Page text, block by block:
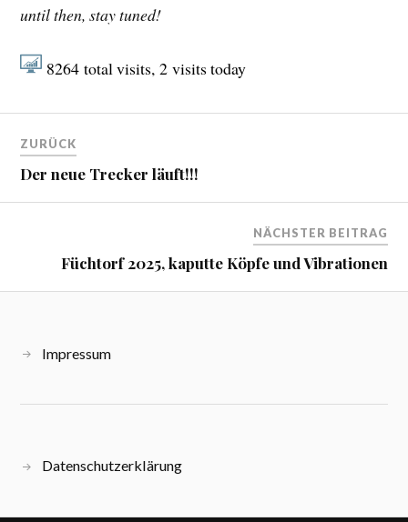
until then, stay tuned!
8264 total visits, 2 visits today
ZURÜCK
Der neue Trecker läuft!!!
NÄCHSTER BEITRAG
Füchtorf 2025, kaputte Köpfe und Vibrationen
Impressum
Datenschutzerklärung